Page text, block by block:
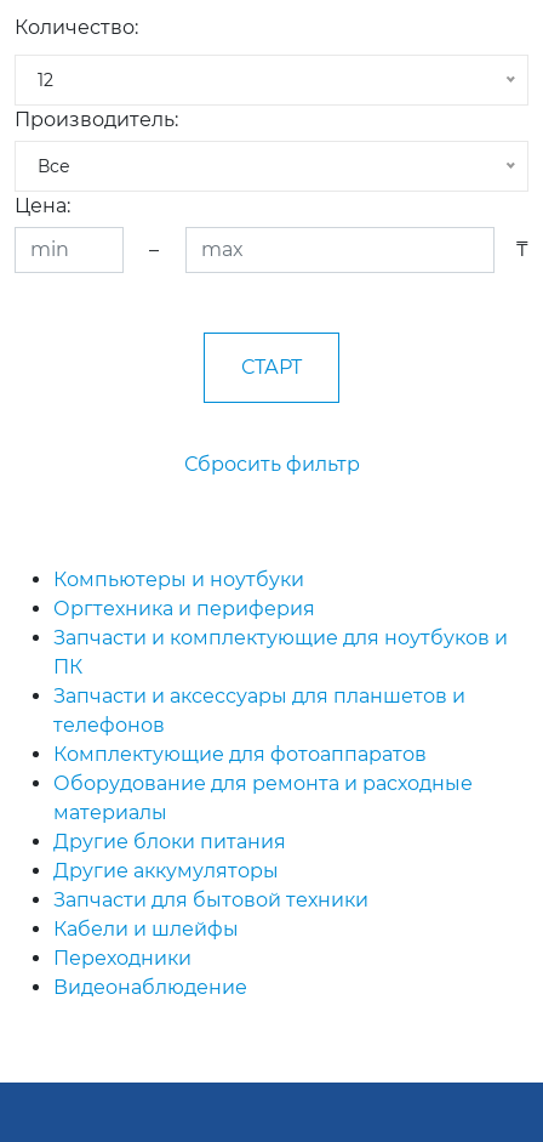
Количество:
12
Производитель:
Все
Цена:
–
₸
Сбросить фильтр
Компьютеры и ноутбуки
Оргтехника и периферия
Запчасти и комплектующие для ноутбуков и
ПК
Запчасти и аксессуары для планшетов и
телефонов
Комплектующие для фотоаппаратов
Оборудование для ремонта и расходные
материалы
Другие блоки питания
Другие аккумуляторы
Запчасти для бытовой техники
Кабели и шлейфы
Переходники
Видеонаблюдение